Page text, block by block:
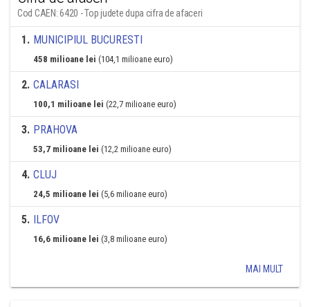
Cod CAEN: 6420 - Top judete dupa cifra de afaceri
1. MUNICIPIUL BUCURESTI
458 milioane lei (104,1 milioane euro)
2. CALARASI
100,1 milioane lei (22,7 milioane euro)
3. PRAHOVA
53,7 milioane lei (12,2 milioane euro)
4. CLUJ
24,5 milioane lei (5,6 milioane euro)
5. ILFOV
16,6 milioane lei (3,8 milioane euro)
MAI MULT